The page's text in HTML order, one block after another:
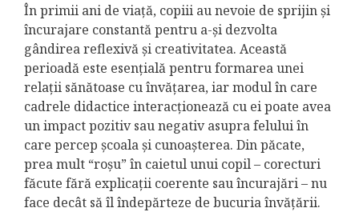
În primii ani de viață, copiii au nevoie de sprijin și
încurajare constantă pentru a-și dezvolta
gândirea reflexivă și creativitatea. Această
perioadă este esențială pentru formarea unei
relații sănătoase cu învățarea, iar modul în care
cadrele didactice interacționează cu ei poate avea
un impact pozitiv sau negativ asupra felului în
care percep școala și cunoașterea. Din păcate,
prea mult “roșu” în caietul unui copil – corecturi
făcute fără explicații coerente sau încurajări – nu
face decât să îl îndepărteze de bucuria învățării.